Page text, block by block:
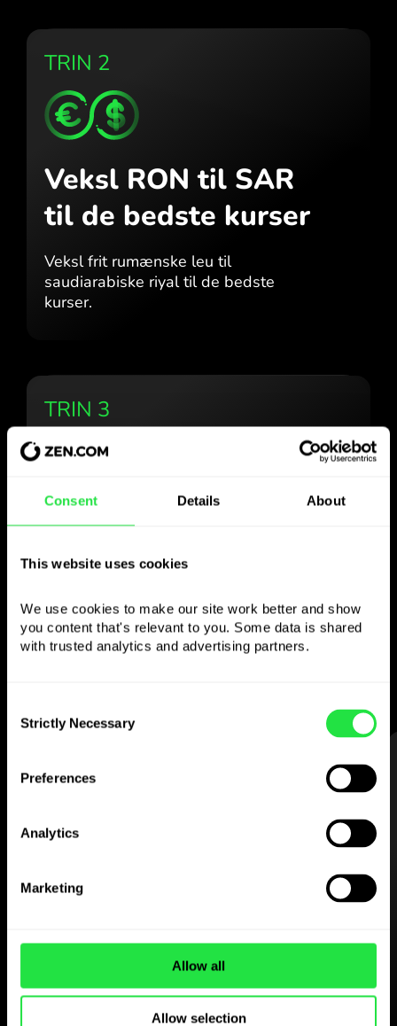
Consent Details About
This website uses cookies
We use cookies to make our site work better and show
you content that's relevant to you. Some data is shared
with trusted analytics and advertising partners.
Selection
Strictly Necessary
Preferences
Analytics
Marketing
Allow all
Allow selection
TRIN 2
Veksl RON til SAR
til de bedste kurser
Veksl frit rumænske leu til
saudiarabiske riyal til de bedste
kurser.
TRIN 3
Brug den valgte
valuta
Send penge til udlandet,
hæv i pengeautomater uden
Hent
Hent appen
og opret dig på få minutter.